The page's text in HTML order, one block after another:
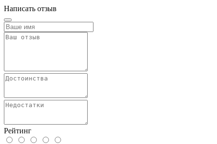
Написать отзыв
Рейтинг